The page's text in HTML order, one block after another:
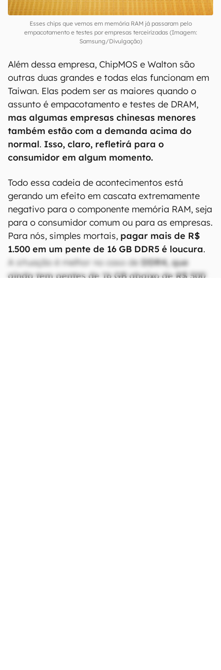
Esses chips que vemos em memória RAM já passaram pelo
empacotamento e testes por empresas terceirizadas (Imagem:
Samsung/Divulgação)
Além dessa empresa, ChipMOS e Walton são
outras duas grandes e todas elas funcionam em
Taiwan. Elas podem ser as maiores quando o
assunto é empacotamento e testes de DRAM,
mas algumas empresas chinesas menores
também estão com a demanda acima do
normal. Isso, claro, refletirá para o
consumidor em algum momento.
Todo essa cadeia de acontecimentos está
gerando um efeito em cascata extremamente
negativo para o componente memória RAM, seja
para o consumidor comum ou para as empresas.
Para nós, simples mortais, pagar mais de R$
1.500 em um pente de 16 GB DDR5 é loucura.
A situação é melhor no caso de DDR4, que
ainda tem pentes de 16 GB abaixo de R$ 500,